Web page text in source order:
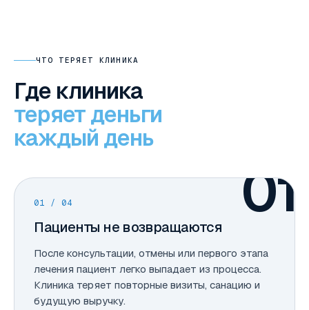
ЧТО ТЕРЯЕТ КЛИНИКА
Где клиника
теряет деньги
каждый день
01
01 / 04
Пациенты не возвращаются
После консультации, отмены или первого этапа
лечения пациент легко выпадает из процесса.
Клиника теряет повторные визиты, санацию и
будущую выручку.